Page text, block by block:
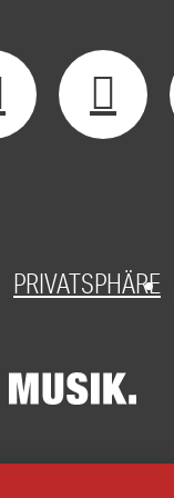
PRIVATSPHÄRE